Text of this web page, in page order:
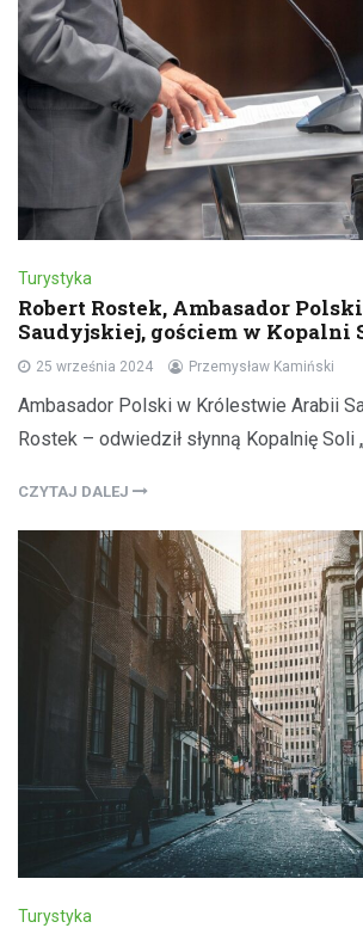
Turystyka
Robert Rostek, Ambasador
Saudyjskiej, gościem w
25 września 2024 Przemysław Kamiński
Ambasador Polski w Królestwie Arabii
Rostek – odwiedził słynną Kopalnię Soli
CZYTAJ DALEJ
Turystyka